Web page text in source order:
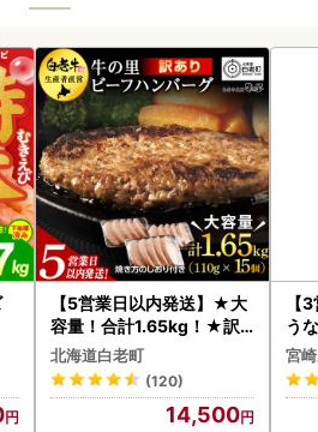
【5営業日以内発送】★大
容量！合計1.65kg！★訳
あり・牛の里ビーフハンバ
ーグ(110ｇ5枚入）×3 AG
058
北海道白老町
(120)
14,500
【
う
以
宮